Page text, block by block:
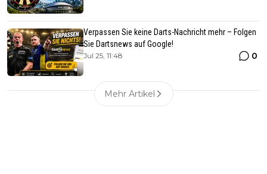
Verpassen Sie keine Darts-Nachricht mehr – Folgen
Sie Dartsnews auf Google!
Jul 25, 11:48 0
Mehr Artikel